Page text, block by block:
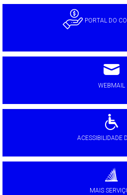
PORTAL DO
WEBMAIL
ACESSIBILIDADE
MAIS